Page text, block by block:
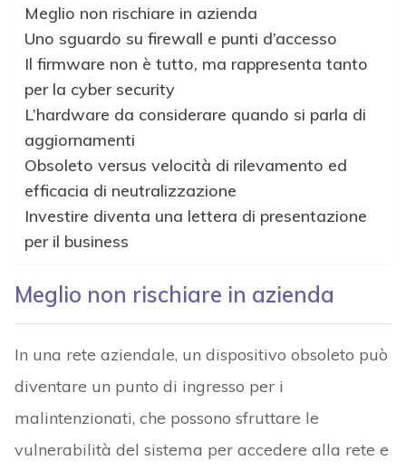
Meglio non rischiare in azienda
Uno sguardo su firewall e punti d’accesso
Il firmware non è tutto, ma rappresenta tanto
per la cyber security
L’hardware da considerare quando si parla di
aggiornamenti
Obsoleto versus velocità di rilevamento ed
efficacia di neutralizzazione
Investire diventa una lettera di presentazione
per il business
Meglio non rischiare in azienda
In una rete aziendale, un dispositivo obsoleto può
diventare un punto di ingresso per i
malintenzionati, che possono sfruttare le
vulnerabilità del sistema per accedere alla rete e